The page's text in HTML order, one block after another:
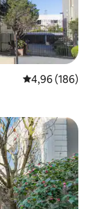
Средна
4,96 (186)